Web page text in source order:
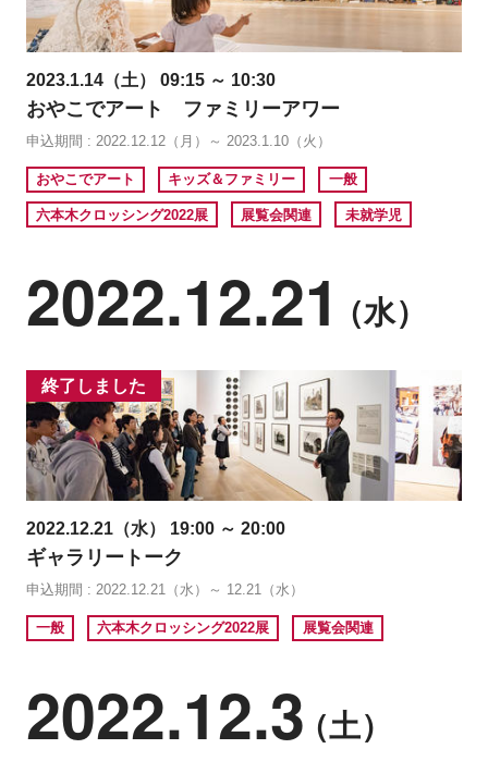
2023.1.14（土） 09:15 ～ 10:30
おやこでアート ファミリーアワー
申込期間 : 2022.12.12（月）～ 2023.1.10（火）
おやこでアート キッズ＆ファミリー 一般
六本木クロッシング2022展 展覧会関連 未就学児
2022.12.21 （水）
終了しました
2022.12.21（水） 19:00 ～ 20:00
ギャラリートーク
申込期間 : 2022.12.21（水）～ 12.21（水）
一般 六本木クロッシング2022展 展覧会関連
2022.12.3（土）